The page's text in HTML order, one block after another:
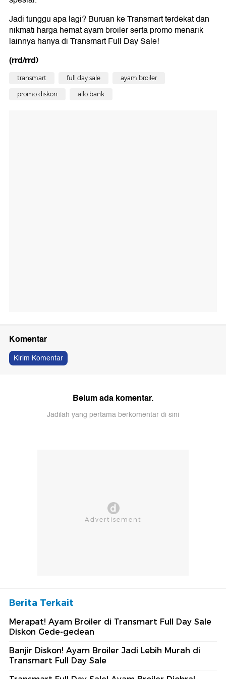
Jadi tunggu apa lagi? Buruan ke Transmart terdekat dan
nikmati harga hemat ayam broiler serta promo menarik
lainnya hanya di Transmart Full Day Sale!
(rrd/rrd)
transmart full day sale ayam broiler
promo diskon allo bank
Komentar
Kirim Komentar
Belum ada komentar.
Jadilah yang pertama berkomentar di sini
Berita Terkait
Merapat! Ayam Broiler di Transmart Full Day Sale
Diskon Gede-gedean
Banjir Diskon! Ayam Broiler Jadi Lebih Murah di
Transmart Full Day Sale